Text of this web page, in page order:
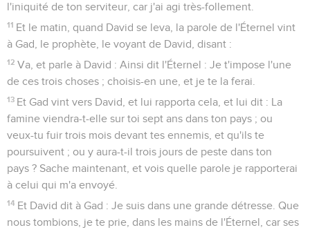
l'iniquité de ton serviteur, car j'ai agi très-follement.
11 Et le matin, quand David se leva, la parole de l'Éternel vint
à Gad, le prophète, le voyant de David, disant :
12 Va, et parle à David : Ainsi dit l'Éternel : Je t'impose l'une
de ces trois choses ; choisis-en une, et je te la ferai.
13 Et Gad vint vers David, et lui rapporta cela, et lui dit : La
famine viendra-t-elle sur toi sept ans dans ton pays ; ou
veux-tu fuir trois mois devant tes ennemis, et qu'ils te
poursuivent ; ou y aura-t-il trois jours de peste dans ton
pays ? Sache maintenant, et vois quelle parole je rapporterai
à celui qui m'a envoyé.
14 Et David dit à Gad : Je suis dans une grande détresse. Que
nous tombions, je te prie, dans les mains de l'Éternel, car ses